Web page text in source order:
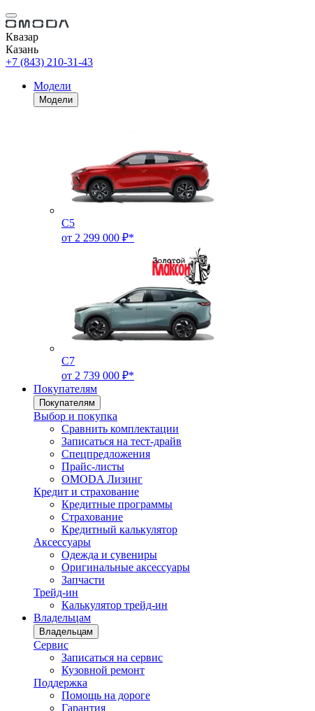
Квазар
Казань
+7 (843) 210-31-43
Модели
Модели
C5
от 2 299 000 ₽*
C7
от 2 739 000 ₽*
Покупателям
Покупателям
Выбор и покупка
Сравнить комплектации
Записаться на тест-драйв
Cпецпредложения
Прайс-листы
OMODA Лизинг
Кредит и страхование
Кредитные программы
Страхование
Кредитный калькулятор
Аксессуары
Одежда и сувениры
Оригинальные аксессуары
Запчасти
Трейд-ин
Калькулятор трейд-ин
Владельцам
Владельцам
Сервис
Записаться на сервис
Кузовной ремонт
Поддержка
Помощь на дороге
Гарантия